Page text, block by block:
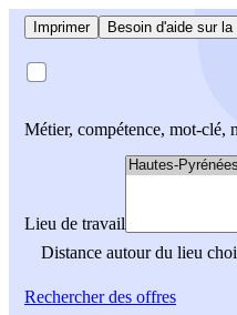
Imprimer Besoin d'aide sur
Métier, compétence, mot-clé,
Lieu de travail
Distance autour du lieu
Rechercherdes offres